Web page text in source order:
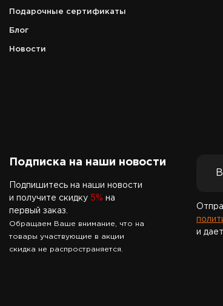
Подарочные сертификаты
Блог
Новости
Подписка на наши новости
Подпишитесь на наши новости
и получите скидку 5% на
первый заказ.
Обращаем Ваше внимание, что на
товары участвующие в акции
скидка не распространяется.
и